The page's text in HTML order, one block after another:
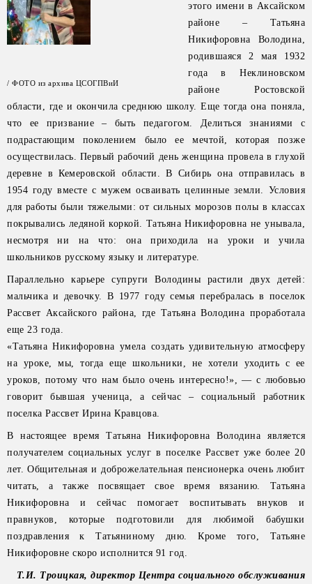
/ ФОТО из архива ЦСОГПВиИ
этого имени в Аксайском
районе – Татьяна
Никифоровна Володина,
родившаяся 2 мая 1932
года в Неклиновском
районе Ростовской
области, где и окончила среднюю школу. Еще тогда она поняла,
что ее призвание – быть педагогом. Делиться знаниями с
подрастающим поколением было ее мечтой, которая позже
осуществилась. Первый рабочий день женщина провела в глухой
деревне в Кемеровской области. В Сибирь она отправилась в
1954 году вместе с мужем осваивать целинные земли. Условия
для работы были тяжелыми: от сильных морозов полы в классах
покрывались ледяной коркой. Татьяна Никифоровна не унывала,
несмотря ни на что: она приходила на уроки и учила
школьников русскому языку и литературе.
Параллельно карьере супруги Володины растили двух детей:
мальчика и девочку. В 1977 году семья перебралась в поселок
Рассвет Аксайского района, где Татьяна Володина проработала
еще 23 года.
«Татьяна Никифоровна умела создать удивительную атмосферу
на уроке, мы, тогда еще школьники, не хотели уходить с ее
уроков, потому что нам было очень интересно!», — с любовью
говорит бывшая ученица, а сейчас – социальный работник
поселка Рассвет Ирина Кравцова.
В настоящее время Татьяна Никифоровна Володина является
получателем социальных услуг в поселке Рассвет уже более 20
лет. Общительная и доброжелательная пенсионерка очень любит
читать, а также посвящает свое время вязанию. Татьяна
Никифоровна и сейчас помогает воспитывать внуков и
правнуков, которые подготовили для любимой бабушки
поздравления к Татьяниному дню. Кроме того, Татьяне
Никифоровне скоро исполнится 91 год.
Т.И. Троицкая, директор Центра социального обслуживания